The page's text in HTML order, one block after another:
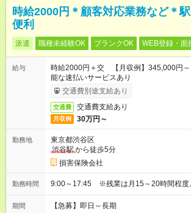
時給2000円＊顧客対応業務など＊
便利
派遣 職種未経験OK ブランクOK WEB登録・面
給与
時給2000円＋交 【月収例】345,000円
能な速払いサービスあり
交通費別途支給あり
交通費 交通費支給あり
月収例 30万円～
勤務地
東京都渋谷区
渋谷駅から徒歩5分
損害保険会社
勤務時間 9:00～17:45 ※残業は月15～20時間程度
期間 【急募】即日～長期